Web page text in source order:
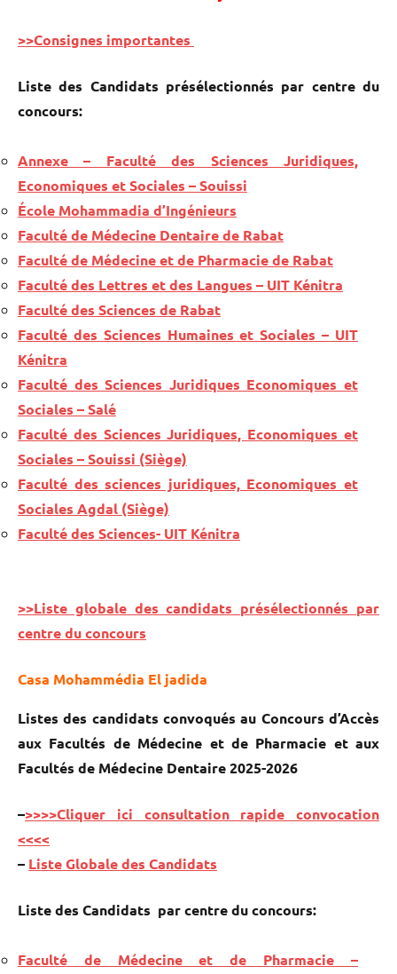
>>Consignes importantes
Liste des Candidats présélectionnés par centre du
concours:
Annexe – Faculté des Sciences Juridiques,
Economiques et Sociales – Souissi
École Mohammadia d’Ingénieurs
Faculté de Médecine Dentaire de Rabat
Faculté de Médecine et de Pharmacie de Rabat
Faculté des Lettres et des Langues – UIT Kénitra
Faculté des Sciences de Rabat
Faculté des Sciences Humaines et Sociales – UIT
Kénitra
Faculté des Sciences Juridiques Economiques et
Sociales – Salé
Faculté des Sciences Juridiques, Economiques et
Sociales – Souissi (Siège)
Faculté des sciences juridiques, Economiques et
Sociales Agdal (Siège)
Faculté des Sciences- UIT Kénitra
>>Liste globale des candidats présélectionnés par
centre du concours
Casa Mohammédia El jadida
Listes des candidats convoqués au Concours d’Accès
aux Facultés de Médecine et de Pharmacie et aux
Facultés de Médecine Dentaire 2025-2026
–>>>>Cliquer ici consultation rapide convocation
<<<<
– Liste Globale des Candidats
Liste des Candidats par centre du concours:
Faculté de Médecine et de Pharmacie –